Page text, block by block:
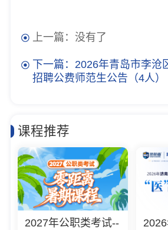
上一篇：没有了
下一篇：2026年青岛市李沧
招聘公费师范生公告（4人）
课程推荐
2027年公职类考试--